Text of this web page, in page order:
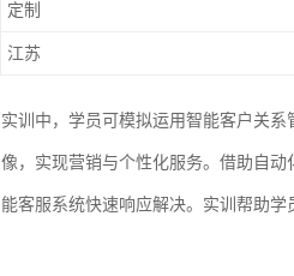
定制
江苏
训中，学员可模拟运用智能客户关
，实现营销与个性化服务。借助自
客服系统快速响应解决。实训帮助